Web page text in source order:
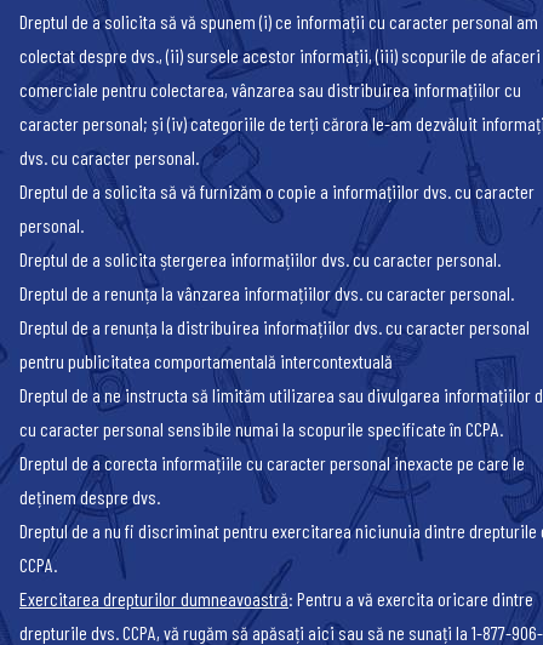
Dreptul de a solicita să vă spunem (i) ce informații cu caracter personal am
colectat despre dvs., (ii) sursele acestor informații, (iii) scopurile de
comerciale pentru colectarea, vânzarea sau distribuirea informațiilor cu
caracter personal; și (iv) categoriile de terți cărora le-am dezvăluit
dvs. cu caracter personal.
Dreptul de a solicita să vă furnizăm o copie a informațiilor dvs. cu caracter
personal.
Dreptul de a solicita ștergerea informațiilor dvs. cu caracter personal.
Dreptul de a renunța la vânzarea informațiilor dvs. cu caracter personal.
Dreptul de a renunța la distribuirea informațiilor dvs. cu caracter personal
pentru publicitatea comportamentală intercontextuală
Dreptul de a ne instructa să limităm utilizarea sau divulgarea informațiilor
cu caracter personal sensibile numai la scopurile specificate în CCPA.
Dreptul de a corecta informațiile cu caracter personal inexacte pe care le
deținem despre dvs.
Dreptul de a nu fi discriminat pentru exercitarea niciunuia dintre drepturile
CCPA.
Exercitarea drepturilor dumneavoastră: Pentru a vă exercita oricare dintre
drepturile dvs. CCPA, vă rugăm să apăsați aicisau să ne sunați la 1-877-906-